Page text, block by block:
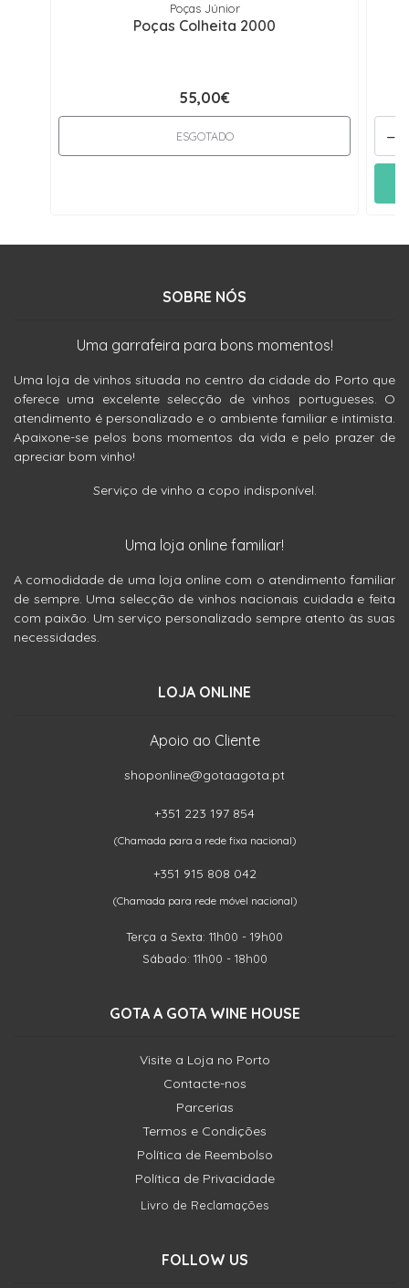
Poças Júnior
Poças Colheita 2000
55,00€
ESGOTADO -
SOBRE NÓS
Uma garrafeira para bons momentos!
Uma loja de vinhos situada no centro da cidade do Porto que
oferece uma excelente selecção de vinhos portugueses. O
atendimento é personalizado e o ambiente familiar e intimista.
Apaixone-se pelos bons momentos da vida e pelo prazer de
apreciar bom vinho!
Serviço de vinho a copo indisponível.
Uma loja online familiar!
A comodidade de uma loja online com o atendimento familiar
de sempre. Uma selecção de vinhos nacionais cuidada e feita
com paixão. Um serviço personalizado sempre atento às suas
necessidades.
LOJA ONLINE
Apoio ao Cliente
shoponline@gotaagota.pt
+351 223 197 854
(Chamada para a rede fixa nacional)
+351 915 808 042
(Chamada para rede móvel nacional)
Terça a Sexta: 11h00 - 19h00
Sábado: 11h00 - 18h00
GOTA A GOTA WINE HOUSE
Visite a Loja no Porto
Contacte-nos
Parcerias
Termos e Condições
Política de Reembolso
Política de Privacidade
Livro de Reclamações
FOLLOW US